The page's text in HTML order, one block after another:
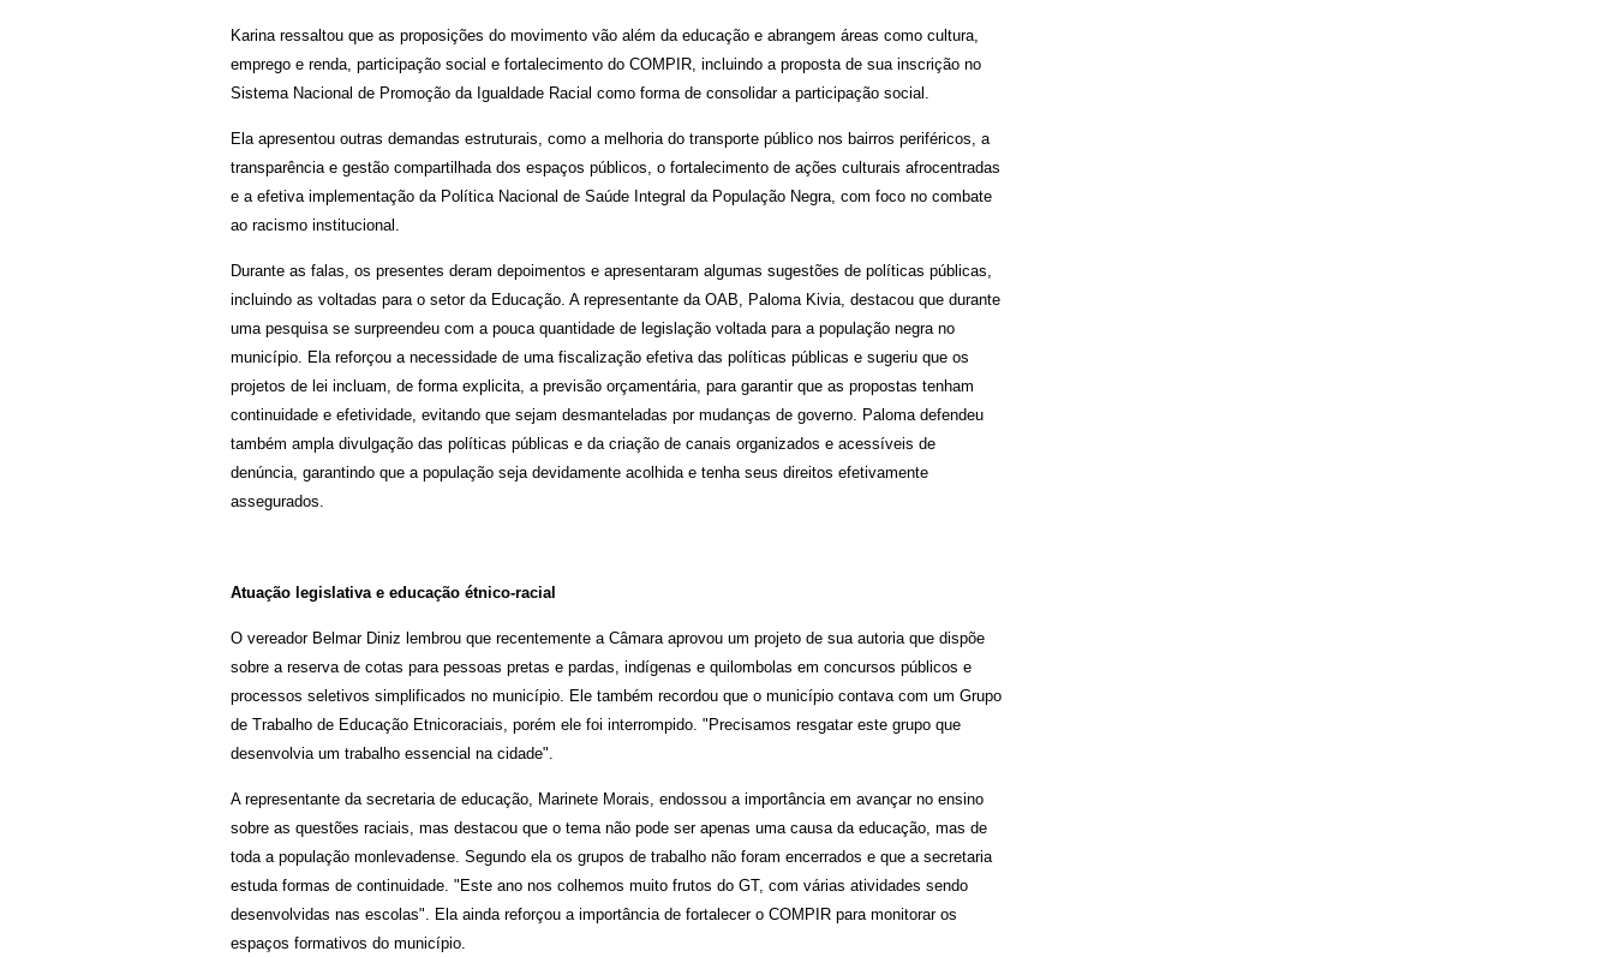
Karina ressaltou que as proposições do movimento vão além da educação e abrangem áreas como cultura,
emprego e renda, participação social e fortalecimento do COMPIR, incluindo a proposta de sua inscrição no
Sistema Nacional de Promoção da Igualdade Racial como forma de consolidar a participação social.
Ela apresentou outras demandas estruturais, como a melhoria do transporte público nos bairros periféricos, a
transparência e gestão compartilhada dos espaços públicos, o fortalecimento de ações culturais afrocentradas
e a efetiva implementação da Política Nacional de Saúde Integral da População Negra, com foco no combate
ao racismo institucional.
Durante as falas, os presentes deram depoimentos e apresentaram algumas sugestões de políticas públicas,
incluindo as voltadas para o setor da Educação. A representante da OAB, Paloma Kivia, destacou que durante
uma pesquisa se surpreendeu com a pouca quantidade de legislação voltada para a população negra no
município. Ela reforçou a necessidade de uma fiscalização efetiva das políticas públicas e sugeriu que os
projetos de lei incluam, de forma explicita, a previsão orçamentária, para garantir que as propostas tenham
continuidade e efetividade, evitando que sejam desmanteladas por mudanças de governo. Paloma defendeu
também ampla divulgação das políticas públicas e da criação de canais organizados e acessíveis de
denúncia, garantindo que a população seja devidamente acolhida e tenha seus direitos efetivamente
assegurados.
Atuação legislativa e educação étnico-racial
O vereador Belmar Diniz lembrou que recentemente a Câmara aprovou um projeto de sua autoria que dispõe
sobre a reserva de cotas para pessoas pretas e pardas, indígenas e quilombolas em concursos públicos e
processos seletivos simplificados no município. Ele também recordou que o município contava com um Grupo
de Trabalho de Educação Etnicoraciais, porém ele foi interrompido. "Precisamos resgatar este grupo que
desenvolvia um trabalho essencial na cidade".
A representante da secretaria de educação, Marinete Morais, endossou a importância em avançar no ensino
sobre as questões raciais, mas destacou que o tema não pode ser apenas uma causa da educação, mas de
toda a população monlevadense. Segundo ela os grupos de trabalho não foram encerrados e que a secretaria
estuda formas de continuidade. "Este ano nos colhemos muito frutos do GT, com várias atividades sendo
desenvolvidas nas escolas". Ela ainda reforçou a importância de fortalecer o COMPIR para monitorar os
espaços formativos do município.